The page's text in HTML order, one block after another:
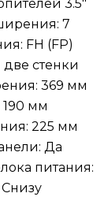
3.5"
7
FH (FP)
стенки
369 мм
190 мм
225 мм
Да
питания: